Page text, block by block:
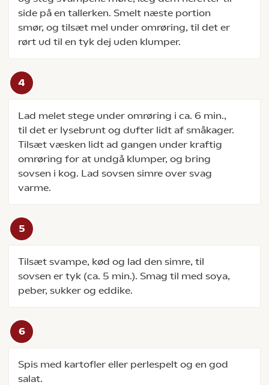
side på en tallerken. Smelt næste portion
smør, og tilsæt mel under omrøring, til det er
rørt ud til en tyk dej uden klumper.
Lad melet stege under omrøring i ca. 6 min.,
til det er lysebrunt og dufter lidt af småkager.
Tilsæt væsken lidt ad gangen under kraftig
omrøring for at undgå klumper, og bring
sovsen i kog. Lad sovsen simre over svag
varme.
Tilsæt svampe, kød og lad den simre, til
sovsen er tyk (ca. 5 min.). Smag til med soya,
peber, sukker og eddike.
Spis med kartofler eller perlespelt og en god
salat.